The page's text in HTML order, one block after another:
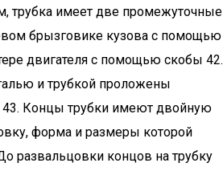
трубка имеет две промежуточные
брызговике кузова с помощью
двигателя с помощью скобы 42.
и трубкой проложены
Концы трубки имеют двойную
форма и размеры которой
развальцовки концов на трубку